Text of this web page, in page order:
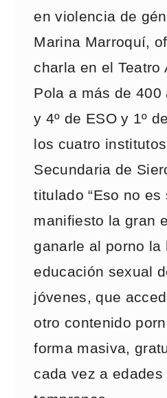
en violencia de
Marina Marroquí,
charla en el Teatro
Pola a más de 400
y 4º de ESO y 1º
los cuatro
Secundaria de
titulado “Eso no es
manifiesto la gran
ganarle al porno la
educación sexual
jóvenes, que
otro contenido
forma masiva,
cada vez a edades